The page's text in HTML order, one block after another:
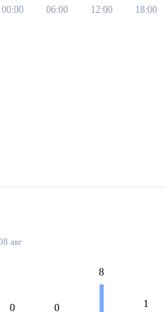
00:00 06:00 12:00 18:00
авг
0 0
8
1